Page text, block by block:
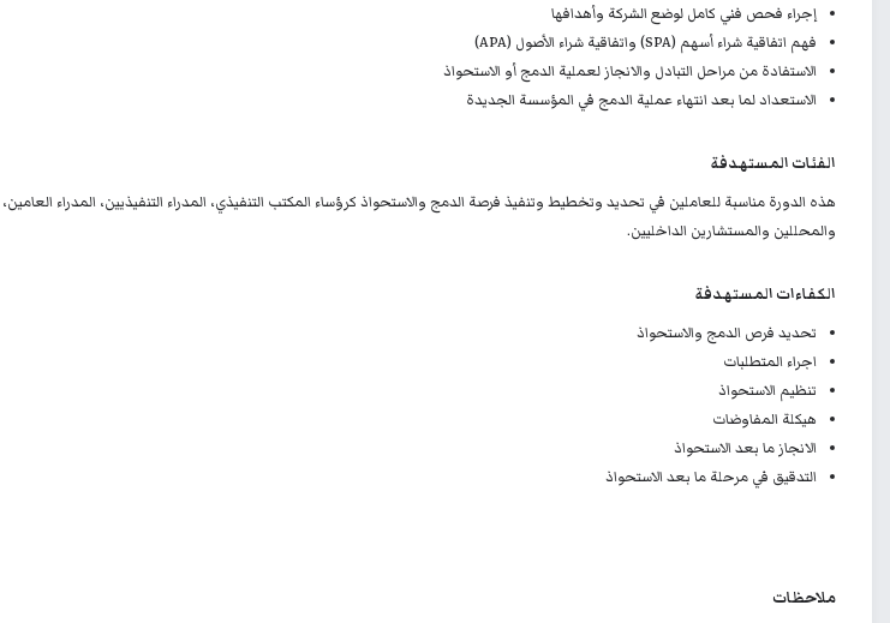
إجراء فحص فني كامل لوضع الشركة وأهدافها
فهم اتفاقية شراء أسهم (SPA) واتفاقية شراء الأصول (APA)
الاستفادة من مراحل التبادل والانجاز لعملية الدمج أو الاستحواذ
الاستعداد لما بعد انتهاء عملية الدمج في المؤسسة الجديدة
الفئات المستهدفة
هذه الدورة مناسبة للعاملين في تحديد وتخطيط وتنفيذ فرصة الدمج والاستحواذ كرؤساء المكتب التنفيذي، المدراء التنفيذيين، المدراء العامين،
والمحللين والمستشارين الداخليين.
الكفاءات المستهدفة
تحديد فرص الدمج والاستحواذ
اجراء المتطلبات
تنظيم الاستحواذ
هيكلة المفاوضات
الانجاز ما بعد الاستحواذ
التدقيق في مرحلة ما بعد الاستحواذ
ملاحظات